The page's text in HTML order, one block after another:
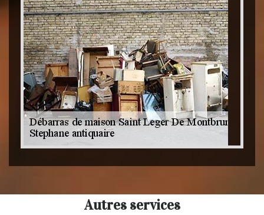
Autres services